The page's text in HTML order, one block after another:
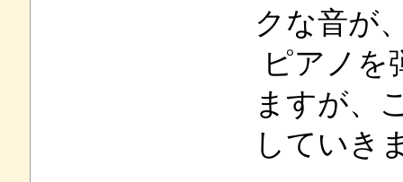
クな音が
ピアノを
ますが、
していき